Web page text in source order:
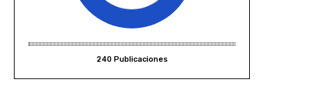
240 Publicaciones